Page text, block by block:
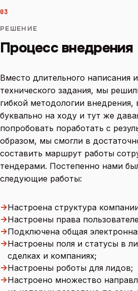
03
РЕШЕНИЕ
Процесс внедрения
Вместо длительного написания
технического задания, мы
гибкой методологии внедрения,
буквально на ходу и тут же
попробовать поработать с
образом, мы смогли в
составить маршрут работы
тендерами. Постепенно нами
следующие работы:
→Настроена структура
→Настроены права
→Подключена общая
→Настроены поля и статусы в
сделках и компаниях;
→Настроены роботы для лидов;
→Настроено множество